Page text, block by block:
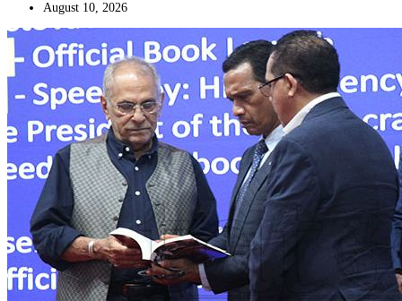
August 10, 2026